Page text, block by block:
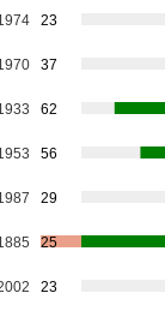
23
37
62
56
29
25
23